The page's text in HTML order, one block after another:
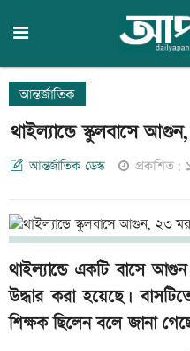
আন্তর্জাতিক
থাইল্যান্ডে স্কুলবাসে
আন্তর্জাতিক ডেস্ক প্রকাশিত:
থাইল্যান্ডে একটি বাসে
উদ্ধার করা হয়েছে।
শিক্ষক ছিলেন বলে জানা